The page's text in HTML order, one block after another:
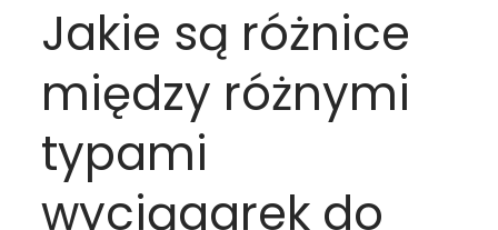
Jakie są różnice
między różnymi
typami
wyciągarek do